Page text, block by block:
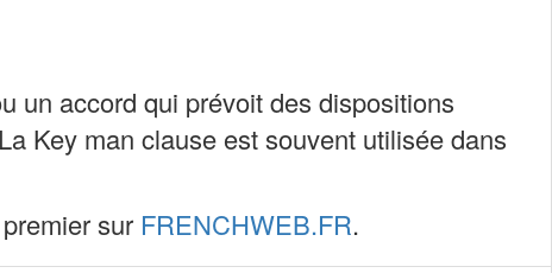
un accord qui prévoit des dispositions
Key man clause est souvent utilisée dans
sur FRENCHWEB.FR.